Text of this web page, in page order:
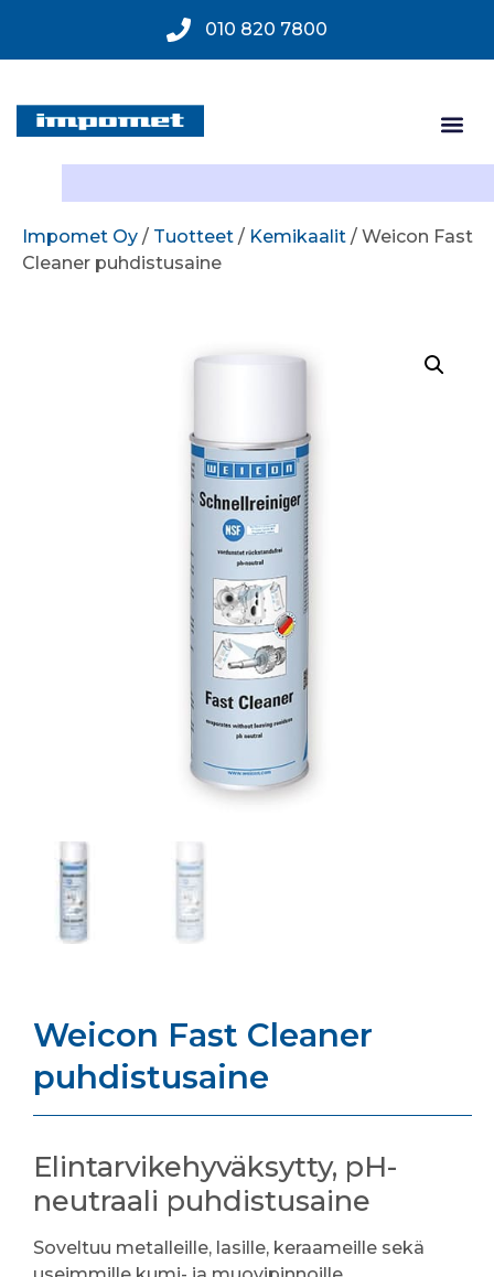
010 820 7800
Impomet Oy / Tuotteet / Kemikaalit / Weicon Fast
Cleaner puhdistusaine
Weicon Fast Cleaner
puhdistusaine
Elintarvikehyväksytty, pH-
neutraali puhdistusaine
Soveltuu metalleille, lasille, keraameille sekä